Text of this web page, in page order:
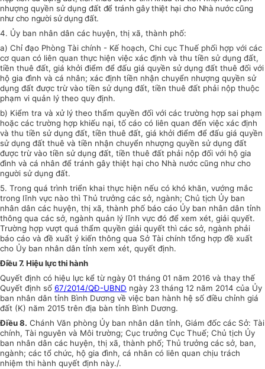
nhượng quyền sử dụng đất để tránh gây thiệt hại cho Nhà nước cũng
như cho người sử dụng đất.
4. Ủy ban nhân dân các huyện, thị xã, thành phố:
a) Chỉ đạo Phòng Tài chính - Kế hoạch, Chi cục Thuế phối hợp với các
cơ quan có liên quan thực hiện việc xác định và thu tiền sử dụng đất,
tiền thuê đất, giá khởi điểm để đấu giá quyền sử dụng đất thuê đối với
hộ gia đình và cá nhân; xác định tiền nhận chuyển nhượng quyền sử
dụng đất được trừ vào tiền sử dụng đất, tiền thuê đất phải nộp thuộc
phạm vi quản lý theo quy định.
b) Kiểm tra và xử lý theo thẩm quyền đối với các trường hợp sai phạm
hoặc các trường hợp khiếu nại, tố cáo có liên quan đến việc xác định
và thu tiền sử dụng đất, tiền thuê đất, giá khởi điểm để đấu giá quyền
sử dụng đất thuê và tiền nhận chuyển nhượng quyền sử dụng đất
được trừ vào tiền sử dụng đất, tiền thuê đất phải nộp đối với hộ gia
đình và cá nhân để tránh gây thiệt hại cho Nhà nước cũng như cho
người sử dụng đất.
5. Trong quá trình triển khai thực hiện nếu có khó khăn, vướng mắc
trong lĩnh vực nào thì Thủ trưởng các sở, ngành; Chủ tịch Ủy ban
nhân dân các huyện, thị xã, thành phố báo cáo Ủy ban nhân dân tỉnh
thông qua các sở, ngành quản lý lĩnh vực đó để xem xét, giải quyết.
Trường hợp vượt quá thẩm quyền giải quyết thì các sở, ngành phải
báo cáo và đề xuất ý kiến thông qua Sở Tài chính tổng hợp đề xuất
cho Ủy ban nhân dân tỉnh xem xét, quyết định.
Điều 7. Hiệu lực thi hành
Quyết định có hiệu lực kể từ ngày 01 tháng 01 năm 2016 và thay thế
Quyết định số 67/2014/QĐ-UBND ngày 23 tháng 12 năm 2014 của Ủy
ban nhân dân tỉnh Bình Dương về việc ban hành hệ số điều chỉnh giá
đất (K) năm 2015 trên địa bàn tỉnh Bình Dương.
Điều 8. Chánh Văn phòng Ủy ban nhân dân tỉnh, Giám đốc các Sở: Tài
chính, Tài nguyên và Môi trường; Cục trưởng Cục Thuế; Chủ tịch Ủy
ban nhân dân các huyện, thị xã, thành phố; Thủ trưởng các sở, ban,
ngành; các tổ chức, hộ gia đình, cá nhân có liên quan chịu trách
nhiệm thi hành quyết định này./.